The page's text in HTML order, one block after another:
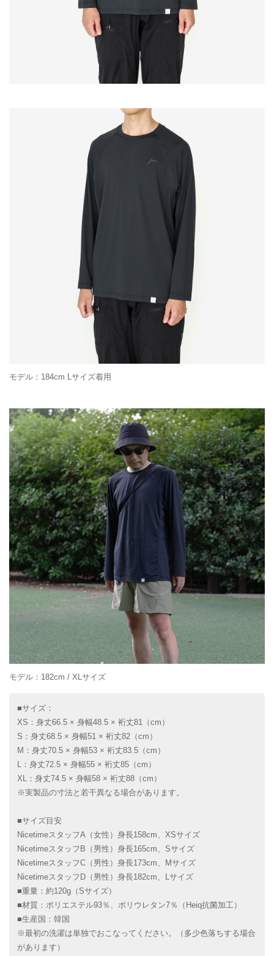
モデル：184cm Lサイズ着用
モデル：182cm / XLサイズ
■サイズ：
XS：身丈66.5 × 身幅48.5 × 裄丈81（cm）
S：身丈68.5 × 身幅51 × 裄丈82（cm）
M：身丈70.5 × 身幅53 × 裄丈83.5（cm）
L：身丈72.5 × 身幅55 × 裄丈85（cm）
XL：身丈74.5 × 身幅58 × 裄丈88（cm）
※実製品の寸法と若干異なる場合があります。
■サイズ目安
NicetimeスタッフA（女性）身長158cm、XSサイズ
NicetimeスタッフB（男性）身長165cm、Sサイズ
NicetimeスタッフC（男性）身長173cm、Mサイズ
NicetimeスタッフD（男性）身長182cm、Lサイズ
■重量：約120g（Sサイズ）
■材質：ポリエステル93％、ポリウレタン7％（Heiq抗菌加工）
■生産国：韓国
※最初の洗濯は単独でおこなってください。（多少色落ちする場合
があります）